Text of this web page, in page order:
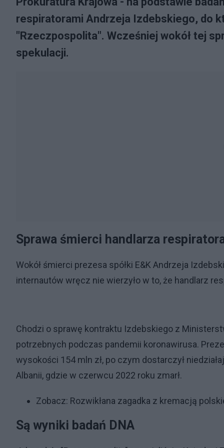
respiratorami Andrzeja Izdebskiego, do
"Rzeczpospolita". Wcześniej wokół tej
spekulacji.
Sprawa śmierci handlarza
Wokół śmierci prezesa spółki E&K Andrzeja
internautów wręcz nie wierzyło w to, że handlarz
Chodzi o sprawę kontraktu Izdebskiego z
potrzebnych podczas pandemii koronawirusa.
wysokości 154 mln zł, po czym dostarczył
Albanii, gdzie w czerwcu 2022 roku zmarł.
Zobacz: Rozwikłana zagadka z kremacją
Są wyniki badań DNA